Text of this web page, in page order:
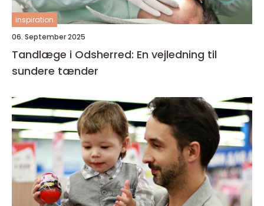
inspiration
06. September 2025
Tandlæge i Odsherred: En vejledning til
sundere tænder